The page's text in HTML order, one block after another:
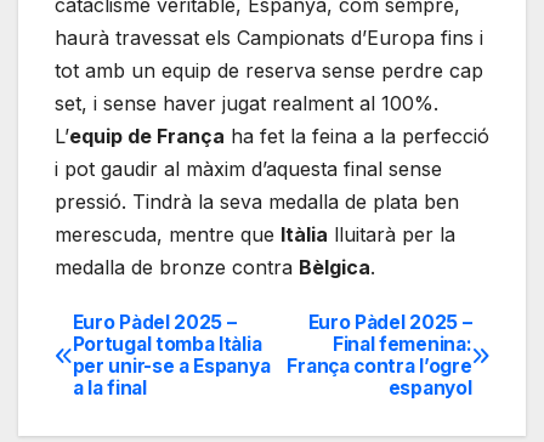
cataclisme veritable, Espanya, com sempre,
haurà travessat els Campionats d’Europa fins i
tot amb un equip de reserva sense perdre cap
set, i sense haver jugat realment al 100%.
L’equip de França ha fet la feina a la perfecció
i pot gaudir al màxim d’aquesta final sense
pressió. Tindrà la seva medalla de plata ben
merescuda, mentre que Itàlia lluitarà per la
medalla de bronze contra Bèlgica.
Navegación
de
Euro Pàdel 2025 –
Final femenina:
França contra l’ogre
espanyol
Euro Pàdel 2025 –
Portugal tomba Itàlia
per unir-se a Espanya
a la final